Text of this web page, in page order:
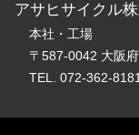
アサヒサイクル
本社・工場
〒587-0042 大阪
TEL. 072-362-